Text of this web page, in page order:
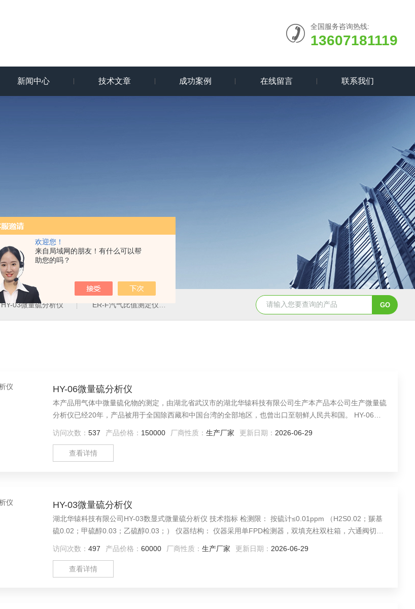
欢迎您！
来自局域网的朋友！有什么可以帮
助您的吗？
全国服务咨询热线:
13607181119
新闻中心 技术文章 成功案例 在线留言 联系我们
HY-03微量硫分析仪 ER-F汽气比值测定仪 HC-3微量硫分析仪
HY-06微量硫分析仪
本产品用气体中微量硫化物的测定，由湖北省武汉市的湖北华辕科技有限公司生产本产品本公司生产微量硫
分析仪已经20年，产品被用于全国除西藏和中国台湾的全部地区，也曾出口至朝鲜人民共和国。 HY-06是
访问次数： 537 产品价格： 150000 厂商性质： 生产厂家 更新日期： 2026-06-29
查看详情
HY-03微量硫分析仪
湖北华辕科技有限公司HY-03数显式微量硫分析仪 技术指标 检测限： 按硫计≤0.01ppm （H2S0.02；羰基
硫0.02；甲硫醇0.03；乙硫醇0.03；） 仪器结构： 仪器采用单FPD检测器，双填充柱双柱箱，六通阀切换1
访问次数： 497 产品价格： 60000 厂商性质： 生产厂家 更新日期： 2026-06-29
查看详情